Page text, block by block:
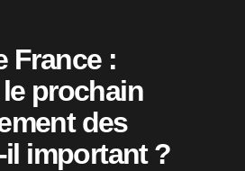
France :
prochain
des
important ?